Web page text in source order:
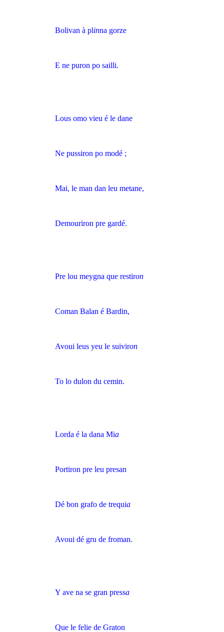
Bolivan à plinna gorze
E ne puron po sailli.
Lous omo vieu é le dane
Ne pussiron po modé ;
Mai, le man dan leu metane,
Demouriron pre gardé.
Pre lou meygna que restiron
Coman Balan é Bardin,
Avoui leus yeu le suiviron
To lo dulon du cemin.
Lorda é la dana Mia
Portiron pre leu presan
Dé bon grafo de trequia
Avoui dé gru de froman.
Y ave na se gran pressa
Que le felie de Graton